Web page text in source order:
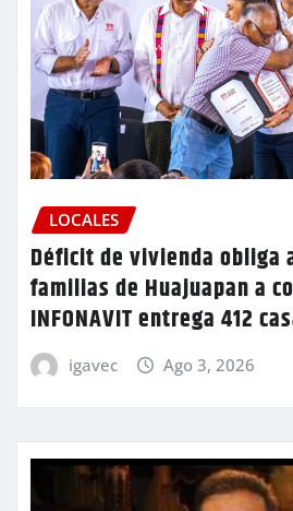
LOCALES
Déficit de vivienda obliga
familias de Huajuapan a
INFONAVIT entrega 412
igavec Ago 3, 2026